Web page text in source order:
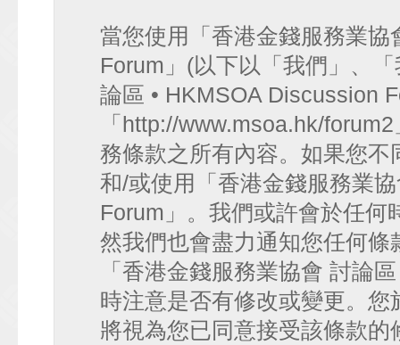
當您使用「香港金錢服務業
Forum」(以下以「我們」、
論區 • HKMSOA Discussion
「http://www.msoa.hk/
務條款之所有內容。如果您
和/或使用「香港金錢服務業
Forum」。我們或許會於任何
然我們也會盡力通知您任何
「香港金錢服務業協會 討論
時注意是否有修改或變更。
將視為您已同意接受該條款的